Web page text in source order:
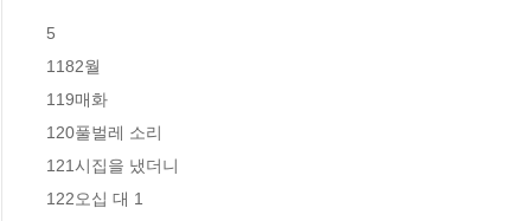
5
1182월
119매화
120풀벌레 소리
121시집을 냈더니
122오십 대 1